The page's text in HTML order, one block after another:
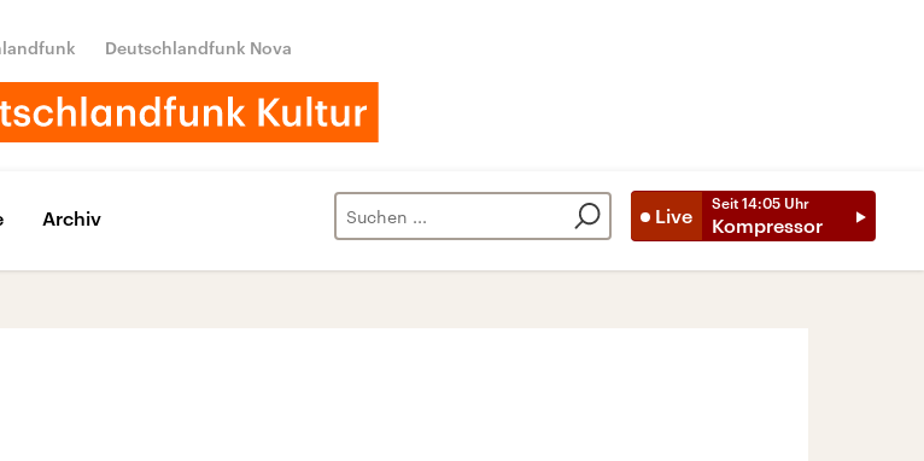
Deutschlandfunk Nova
Live
Seit 14:05 Uhr
Kompressor
Archiv